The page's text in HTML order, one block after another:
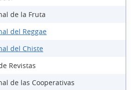
de la Fruta
del Reggae
del Chiste
Revistas
de las Cooperativas